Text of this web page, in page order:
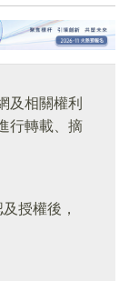
及相關權利
行轉載、摘
授權後，